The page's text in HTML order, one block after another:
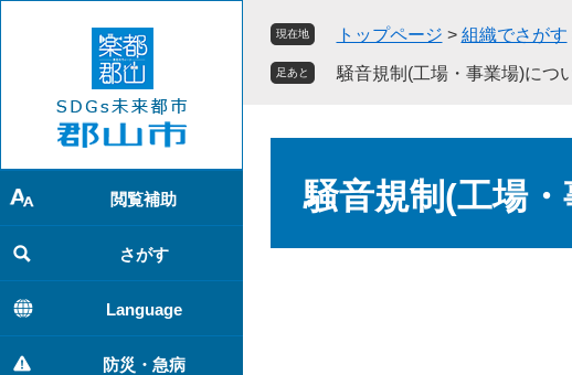
で
す
。
ば
し
て
本
文
へ
閲覧補助
さがす
Language
防災・急病
現在地 トップページ > 組織でさがす
足あと 騒音規制(工場・事業場)につ
騒音規制(工場